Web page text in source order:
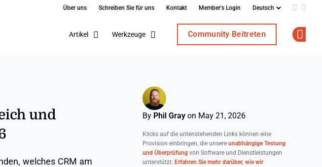
Über uns Schreiben Sie für uns Kontakt Member's Login Add us
Artikel Werkzeuge Community Beitreten
und
welches CRM am
By Phil Gray on May 21, 2026
Klicks auf die untenstehenden Links können eine
Provision einbringen, die unsere unabhängige Testung
und Überprüfung von Software und Dienstleistungen
unterstützt. Erfahren Sie mehr darüber, wie wir